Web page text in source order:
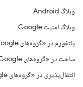
وبلاگ Android
وبلاگ امنیت Google
پلتفورم در «گروه‌های Google»
ساخت در «گروه‌های Google»
انتقال‌پذیری در «گروه‌های Google»